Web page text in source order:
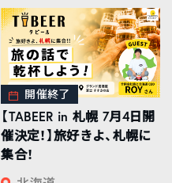
開催終了
【TABEER in 札幌 7月4日開
催決定！】旅好きよ、札幌に
集合！